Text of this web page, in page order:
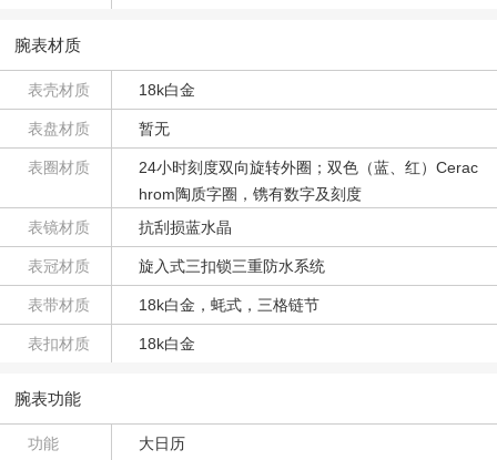
腕表材质
表壳材质 18k白金
表盘材质 暂无
表圈材质
24小时刻度双向旋转外圈；双色（蓝、红）Cerac
hrom陶质字圈，镌有数字及刻度
表镜材质
抗刮损蓝水晶
表冠材质 旋入式三扣锁三重防水系统
表带材质 18k白金，蚝式，三格链节
表扣材质 18k白金
腕表功能
功能
大日历